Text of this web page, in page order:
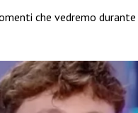
che vedremo